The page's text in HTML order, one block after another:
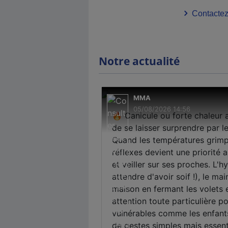
Notre actualité